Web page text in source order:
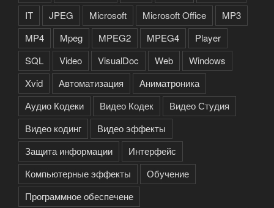
IT
JPEG Microsoft Microsoft Office
MP3
MP4
Mpeg MPEG2 MPEG4
Player
SQL
Video VisualDoc Web
Windows
Xvid
Автоматизация
Аниматроника
Аудио Кодеки
Видео Кодек
Видео Студия
Видео кодинг
Видео эффекты
Защита информации
Интерфейс
Компьютерные эффекты
Обучение
Программное обеспечене